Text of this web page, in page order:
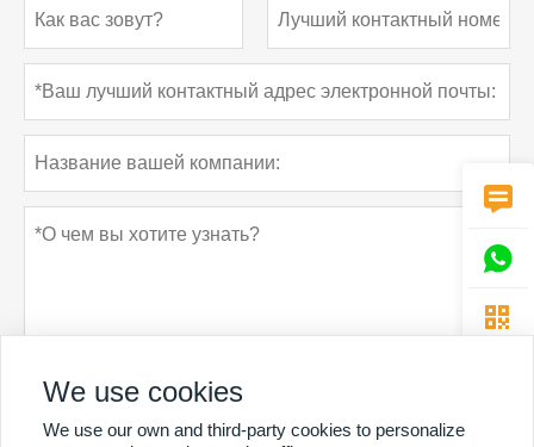



We use cookies
We use our own and third-party cookies to personalize